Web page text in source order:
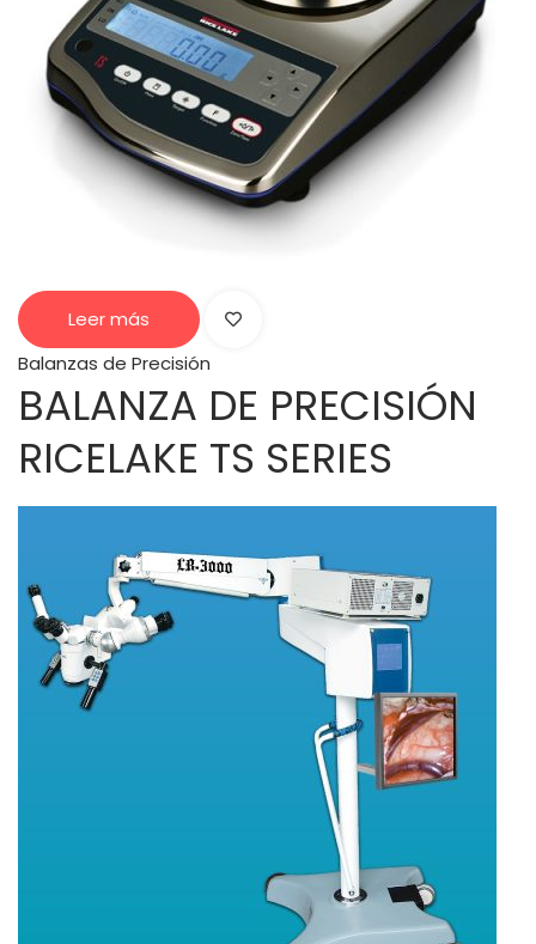
Leer más
Balanzas de Precisión
BALANZA DE PRECISIÓN
RICELAKE TS SERIES